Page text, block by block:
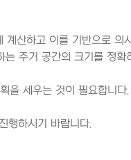
산하고 이를 기반으로 의
주거 공간의 크기를 정확
을 세우는 것이 필요합니다.
행하시기 바랍니다.